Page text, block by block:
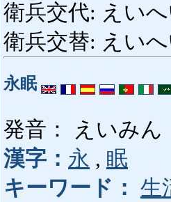
衛兵交代: えい
衛兵交替: えい
永眠
発音： えいみん
漢字： 永 , 眠
キーワード： 生